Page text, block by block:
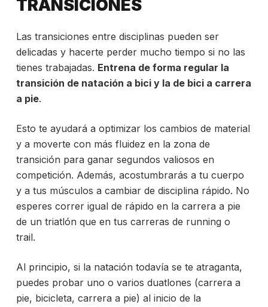
TRANSICIONES
Las transiciones entre disciplinas pueden ser
delicadas y hacerte perder mucho tiempo si no las
tienes trabajadas. Entrena de forma regular la
transición de natación a bici y la de bici a carrera
a pie.
Esto te ayudará a optimizar los cambios de material
y a moverte con más fluidez en la zona de
transición para ganar segundos valiosos en
competición. Además, acostumbrarás a tu cuerpo
y a tus músculos a cambiar de disciplina rápido. No
esperes correr igual de rápido en la carrera a pie
de un triatlón que en tus carreras de running o
trail.
Al principio, si la natación todavía se te atraganta,
puedes probar uno o varios duatlones (carrera a
pie, bicicleta, carrera a pie) al inicio de la